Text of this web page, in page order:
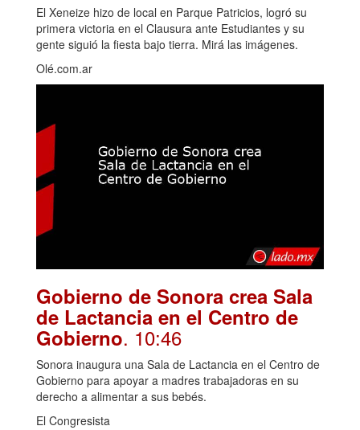
El Xeneize hizo de local en Parque Patricios, logró su
primera victoria en el Clausura ante Estudiantes y su
gente siguió la fiesta bajo tierra. Mirá las imágenes.
Olé.com.ar
Gobierno de Sonora crea Sala
de Lactancia en el Centro de
Gobierno. 10:46
Sonora inaugura una Sala de Lactancia en el Centro de
Gobierno para apoyar a madres trabajadoras en su
derecho a alimentar a sus bebés.
El Congresista